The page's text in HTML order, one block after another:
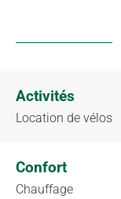
Activités
Location de vélos
Confort
Chauffage